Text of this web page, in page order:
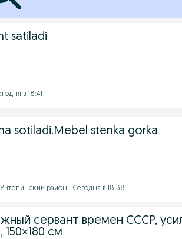
satiladi
в 18:41
sotiladi.Mebel stenka gorka
Учтепинский район - Сегодня в 18:38
сервант времен СССР,
150×180 см